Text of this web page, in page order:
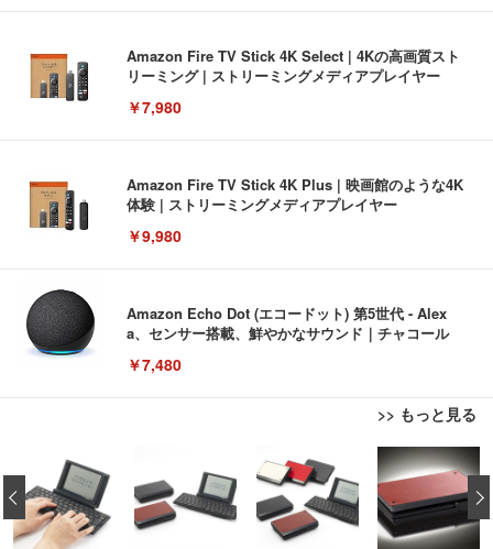
Amazon Fire TV Stick 4K Select | 4Kの高画質スト
リーミング | ストリーミングメディアプレイヤー
￥7,980
Amazon Fire TV Stick 4K Plus | 映画館のような4K
体験 | ストリーミングメディアプレイヤー
￥9,980
Amazon Echo Dot (エコードット) 第5世代 - Alex
a、センサー搭載、鮮やかなサウンド｜チャコール
￥7,480
>> もっと見る
[EdoErgo] オフィスチェア 椅子 テレワーク 疲れな
い 跳ね上げ式アームレスト コンパクト 約105度ロッ
キング pc 事務椅子 360度回転 座面昇降 強化ナイロ
ン樹脂ベース 通気性メッシュ 在宅ワーク H-WY01
(黒網+黒枠+黒足)
￥5,699
EIZO ビジネス向けプレミアムモニター | FlexScan
EV3240X-WT | 31.5型4K UHD・USB Type-C・ホワ
イト
￥105,595
Amazonベーシック ペットシーツ 薄型 レギュラー 1
回使い捨て 無香料 ホワイト 300枚
￥3,373
‹